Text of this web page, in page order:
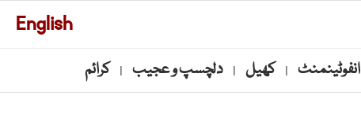
English
انفوٹینمنٹ | کھیل | دلچسپ و عجیب | کرائم